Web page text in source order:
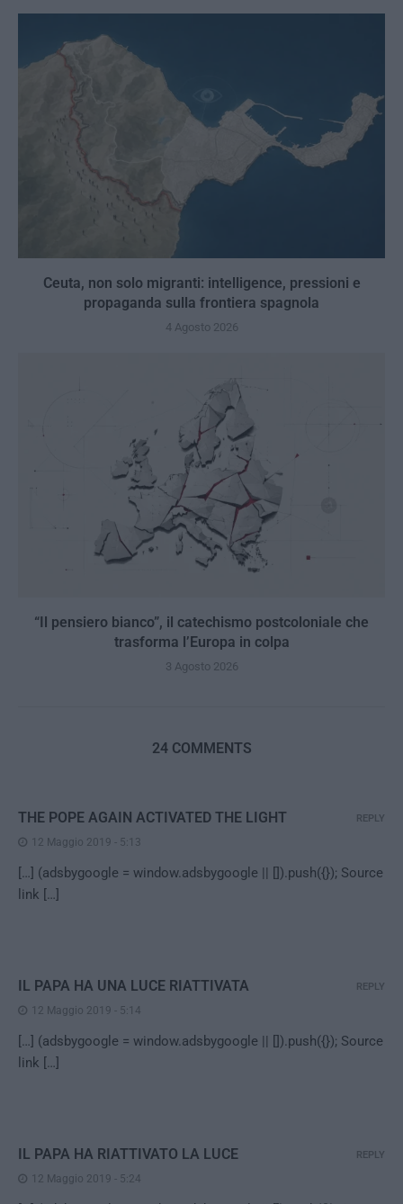
Ceuta, non solo migranti: intelligence, pressioni e
propaganda sulla frontiera spagnola
4 Agosto 2026
“Il pensiero bianco”, il catechismo postcoloniale che
trasforma l’Europa in colpa
3 Agosto 2026
24 COMMENTS
THE POPE AGAIN ACTIVATED THE LIGHT
12 Maggio 2019 - 5:13
[…] (adsbygoogle = window.adsbygoogle || []).push({}); Source
link […]
REPLY
IL PAPA HA UNA LUCE RIATTIVATA
12 Maggio 2019 - 5:14
[…] (adsbygoogle = window.adsbygoogle || []).push({}); Source
link […]
REPLY
IL PAPA HA RIATTIVATO LA LUCE
12 Maggio 2019 - 5:24
REPLY